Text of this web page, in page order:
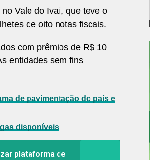
Vale do Ivaí, que teve o
de oito notas fiscais.
com prêmios de R$ 10
entidades sem fins
de pavimentação do país e
disponíveis
plataforma de